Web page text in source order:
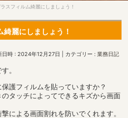
スフィルム綺麗にしましょう！
麗にしましょう！
日時 : 2024年12月27日 カテゴリー :業務日記
。
護フィルムを貼っていますか？
タッチによってできるキズから画面
による画面割れを防いでくれます。